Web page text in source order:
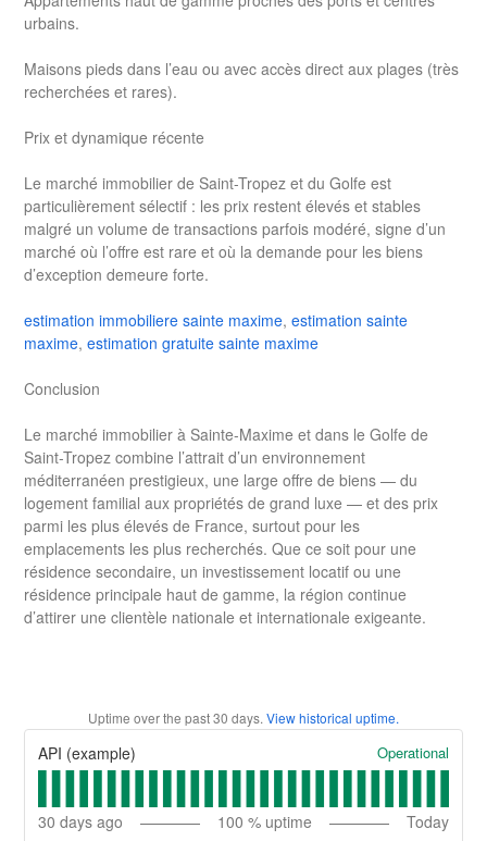
urbains.
Maisons pieds dans l’eau ou avec accès direct aux plages (très
recherchées et rares).
Prix et dynamique récente
Le marché immobilier de Saint-Tropez et du Golfe est
particulièrement sélectif : les prix restent élevés et stables
malgré un volume de transactions parfois modéré, signe d’un
marché où l’offre est rare et où la demande pour les biens
d’exception demeure forte.
estimation immobiliere sainte maxime,estimation sainte
maxime,estimation gratuite sainte maxime
Conclusion
Le marché immobilier à Sainte-Maxime et dans le Golfe de
Saint-Tropez combine l’attrait d’un environnement
méditerranéen prestigieux, une large offre de biens — du
logement familial aux propriétés de grand luxe — et des prix
parmi les plus élevés de France, surtout pour les
emplacements les plus recherchés. Que ce soit pour une
résidence secondaire, un investissement locatif ou une
résidence principale haut de gamme, la région continue
d’attirer une clientèle nationale et internationale exigeante.
Uptime over the past30 days. View historical uptime.
API (example) Operational
30 days ago 100 % uptime Today